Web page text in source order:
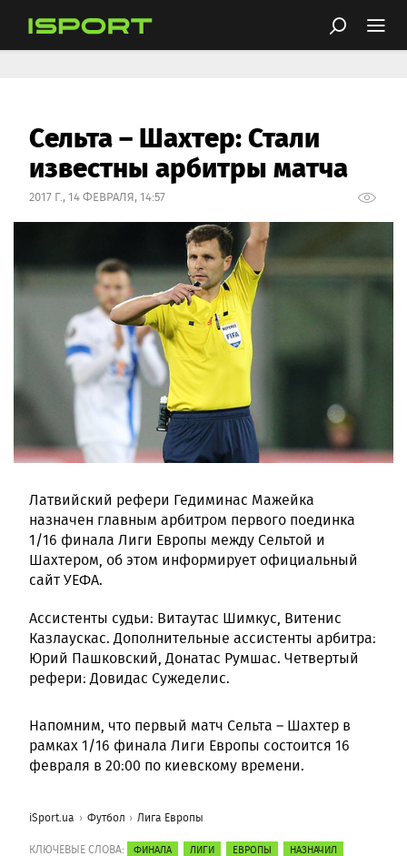
Сельта – Шахтер: Стали
известны арбитры матча
2017 Г., 14 ФЕВРАЛЯ, 14:57
Латвийский рефери Гедиминас Мажейка
назначен главным арбитром первого поединка
1/16 финала Лиги Европы между Сельтой и
Шахтером, об этом информирует официальный
сайт УЕФА.
Ассистенты судьи: Витаутас Шимкус, Витенис
Казлаускас. Дополнительные ассистенты арбитра:
Юрий Пашковский, Донатас Румшас. Четвертый
рефери: Довидас Сужеделис.
Напомним, что первый матч Сельта – Шахтер в
рамках 1/16 финала Лиги Европы состоится 16
февраля в 20:00 по киевскому времени.
iSport.ua Футбол Лига Европы
КЛЮЧЕВЫЕ СЛОВА: ФИНАЛА ЛИГИ ЕВРОПЫ
НАЗНАЧИЛ